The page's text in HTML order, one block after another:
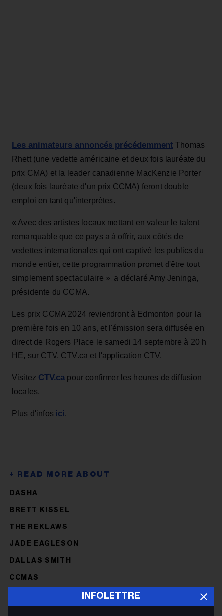
Les animateurs annoncés précédemment Thomas
Rhett (une vedette américaine et deux fois lauréate du
prix CMA) et la leader canadienne MacKenzie Porter
(deux fois lauréate d'un prix CCMA) feront double
emploi en tant qu'interprètes.
« Avec des artistes locaux mettant en valeur le talent
remarquable que ce pays a à offrir, aux côtés de
vedettes internationales qui ont captivé les publics du
monde entier, cette programmation promet d'être tout
simplement spectaculaire », a déclaré Amy Jeninga,
présidente du CCMA.
Les prix CCMA 2024 reviendront à Edmonton pour la
première fois en 10 ans, et l'émission sera diffusée en
direct de Rogers Place le samedi 14 septembre à 20 h
HE, sur CTV, CTV.ca et l'application CTV.
Visitez CTV.ca pour confirmer les heures de diffusion
locales.
Plus d'infos ici.
DASHA
BRETT KISSEL
THE REKLAWS
JADE EAGLESON
DALLAS SMITH
CCMAS
INFOLETTRE